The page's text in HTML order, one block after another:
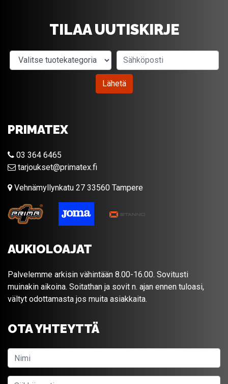
TILAA UUTISKIRJE
Valitse tuotekategoria
Lähetä
PRIMATEX
03 364 6465
tarjoukset@primatex.fi
Vehnämyllynkatu 27 33560 Tampere
AUKIOLOAJAT
Palvelemme arkisin vähintään 8.00-16.00. Sovitusti
muinakin aikoina. Soitathan ja sovit n. ajan ennen tuloasi,
vältyt odottamasta jos muita asiakkaita.
OTA YHTEYTTÄ